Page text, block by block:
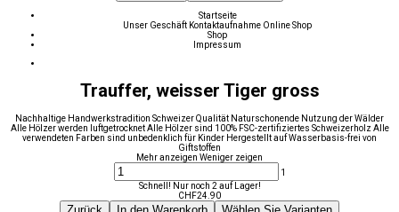
Startseite
Unser Geschäft Kontaktaufnahme Online Shop
Shop
Impressum
Trauffer, weisser Tiger gross
Nachhaltige Handwerkstradition Schweizer Qualität Naturschonende Nutzung der Wälder
Alle Hölzer werden luftgetrocknet Alle Hölzer sind 100% FSC-zertifiziertes Schweizerholz Alle
verwendeten Farben sind unbedenklich für Kinder Hergestellt auf Wasserbasis-frei von
Giftstoffen
Mehr anzeigen Weniger zeigen
1
Schnell! Nur noch 2 auf Lager!
CHF24.90